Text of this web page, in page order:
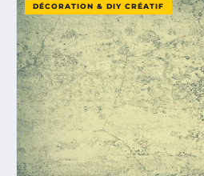
DÉCORATION & DIY CRÉATIF